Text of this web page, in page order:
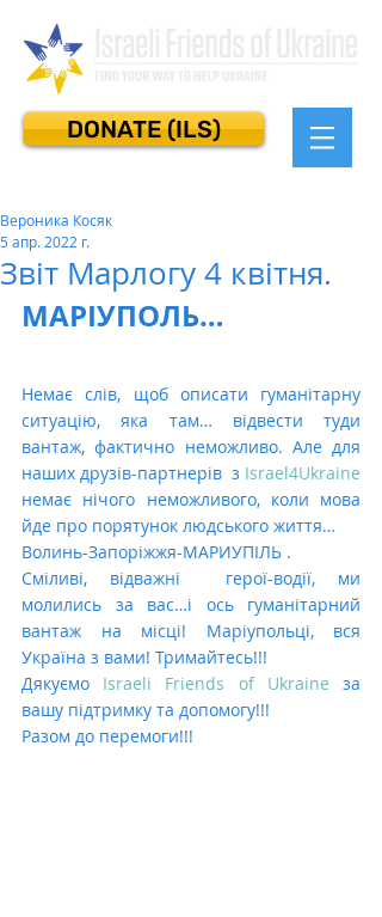
DONATE (ILS)
Звіт Марлогу 4 квітня.
Вероника Косяк
5 апр. 2022 г.
МАРІУПОЛЬ…
Немає слів, щоб описати гуманітарну
ситуацію, яка там… відвести туди
вантаж, фактично неможливо. Але для
наших друзів-партнерів  з Israel4Ukraine
немає нічого неможливого, коли мова
йде про порятунок людського життя…
Волинь-Запоріжжя-МАРИУПІЛЬ .
Сміливі, відважні  герої-водії, ми
молились за вас…і ось гуманітарний
вантаж на місці! Маріупольці, вся
Україна з вами! Тримайтесь!!!
Дякуємо Israeli Friends of Ukraine за
вашу підтримку та допомогу!!!
Разом до перемоги!!!